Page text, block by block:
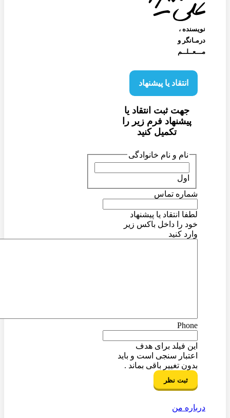
نویسنده‌ ،
درمـانگر و
مـــعــلــم
انتقاد یا پیشنهاد
جهت ثبت انتقاد یا
پیشنهاد فرم زیر را
تکمیل کنید
نام و نام خانوادگی
شماره تماس
لطفا انتقاد یا پیشنهاد
خود را داخل باکس زیر
وارد کنید
Phone
این فیلد برای هدف
اعتبار سنجی است و باید
بدون تغییر باقی بماند .
درباره من